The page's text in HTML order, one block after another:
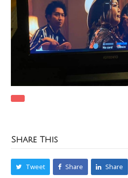
Share This
Tweet Share Share